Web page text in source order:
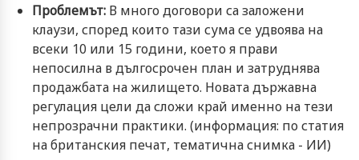
Проблемът: В много договори са заложени
клаузи, според които тази сума се удвоява на
всеки 10 или 15 години, което я прави
непосилна в дългосрочен план и затруднява
продажбата на жилището. Новата държавна
регулация цели да сложи край именно на тези
непрозрачни практики. (информация: по статия
на британския печат, тематична снимка - ИИ)